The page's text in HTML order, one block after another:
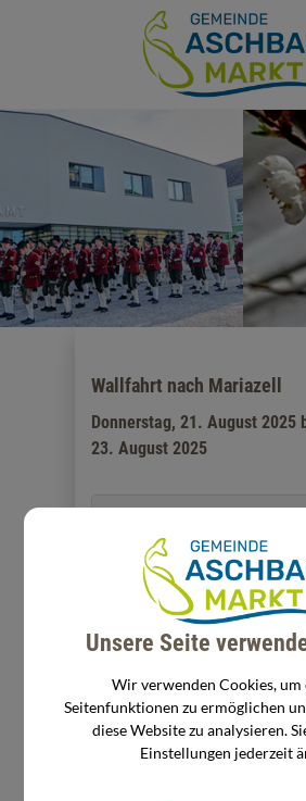
Wallfahrt nach Mariazell
Donnerstag, 21. August 2025
23. August 2025
Veranstalter
Pfarre Aschbach
Unsere Seite
Wir verwenden Cookies,
Seitenfunktionen zu ermöglichen
diese Website zu analysieren.
Einstellungen jederzeit